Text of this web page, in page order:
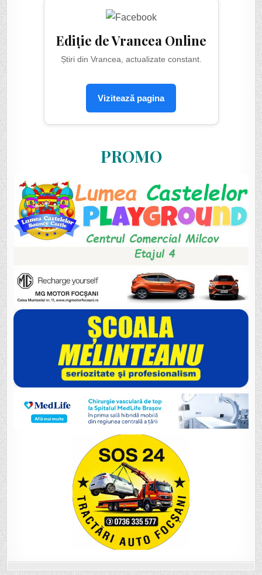
Ediție de Vrancea Online
Știri din Vrancea, actualizate constant.
Vizitează pagina
PROMO